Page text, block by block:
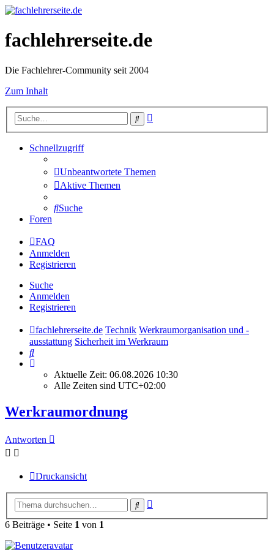
fachlehrerseite.de
Die Fachlehrer-Community seit 2004
Zum Inhalt
Suche
Schnellzugriff
Unbeantwortete Themen
Aktive Themen
Suche
Foren
FAQ
Anmelden
Registrieren
Suche
Anmelden
Registrieren
fachlehrerseite.de Technik Werkraumorganisation und -
ausstattung Sicherheit im Werkraum
Suche
Aktuelle Zeit: 06.08.2026 10:30
Alle Zeiten sind UTC+02:00
Werkraumordnung
Antworten
Druckansicht
Suche
6 Beiträge • Seite 1 von 1